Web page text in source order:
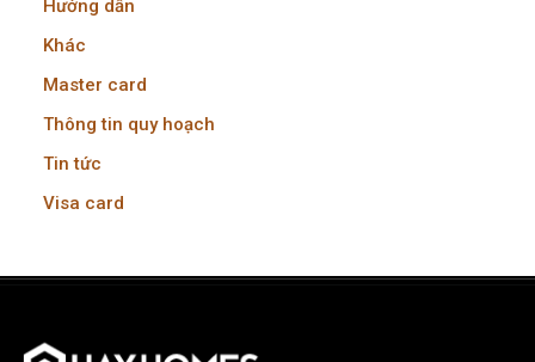
Hướng dẫn
Khác
Master card
Thông tin quy hoạch
Tin tức
Visa card